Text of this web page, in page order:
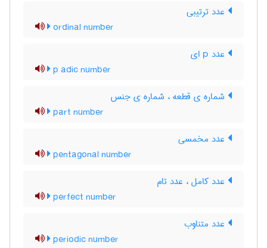
عدد ترتیبی
ordinal number
عدد p ای
p adic number
شماره ی قطعه ، شماره ی جنس
part number
عدد مخمسی
pentagonal number
عدد کامل ، عدد تام
perfect number
عدد متناوب
periodic number